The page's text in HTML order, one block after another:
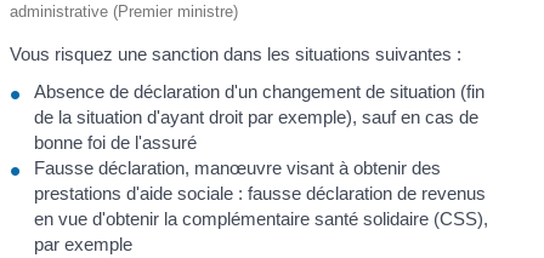
administrative (Premier ministre)
Vous risquez une sanction dans les situations suivantes :
Absence de déclaration d'un changement de situation (fin
de la situation d'ayant droit par exemple), sauf en cas de
bonne foi de l'assuré
Fausse déclaration, manœuvre visant à obtenir des
prestations d'aide sociale : fausse déclaration de revenus
en vue d'obtenir la complémentaire santé solidaire (CSS),
par exemple